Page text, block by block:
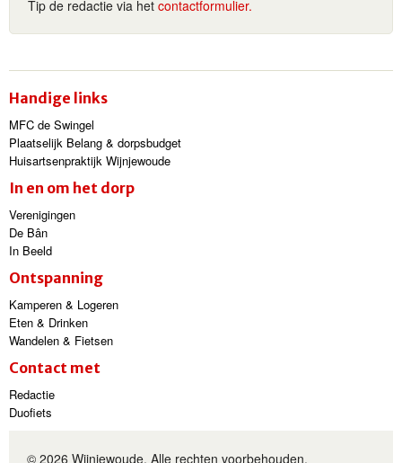
Tip de redactie via het contactformulier.
Handige links
MFC de Swingel
Plaatselijk Belang & dorpsbudget
Huisartsenpraktijk Wijnjewoude
In en om het dorp
Verenigingen
De Bân
In Beeld
Ontspanning
Kamperen & Logeren
Eten & Drinken
Wandelen & Fietsen
Contact met
Redactie
Duofiets
© 2026 Wijnjewoude. Alle rechten voorbehouden.